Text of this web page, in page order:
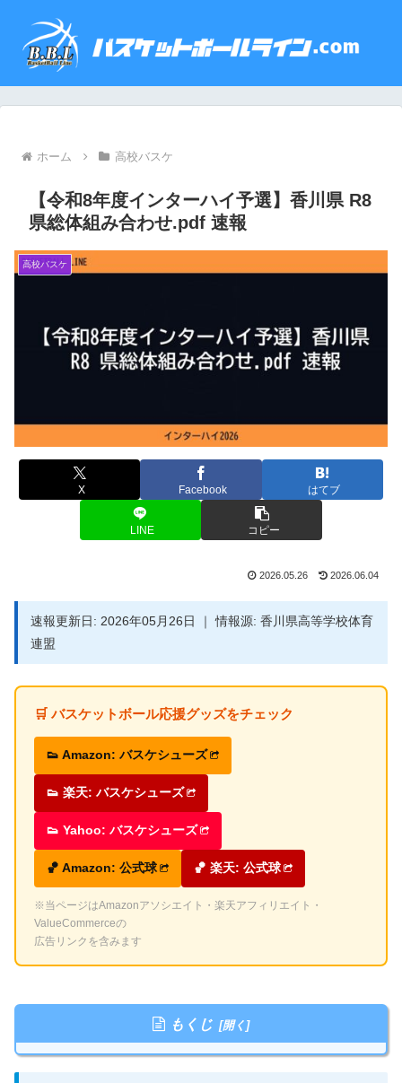
ホーム 高校バスケ
【令和8年度インターハイ予選】香川県 R8
県総体組み合わせ.pdf 速報
高校バスケ
X Facebook はてブ
LINE コピー
2026.05.26 2026.06.04
速報更新日: 2026年05月26日 ｜ 情報源: 香川県高等学校体育
連盟
🛒 バスケットボール応援グッズをチェック
👟 Amazon: バスケシューズ
👟 楽天: バスケシューズ
👟 Yahoo: バスケシューズ
🏀 Amazon: 公式球 🏀 楽天: 公式球
※当ページはAmazonアソシエイト・楽天アフィリエイト・
ValueCommerceの
広告リンクを含みます
もくじ